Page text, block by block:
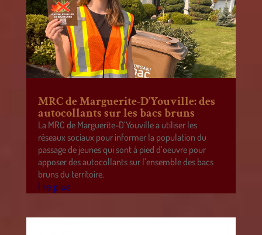
MRC de Marguerite-D’Youville: des
autocollants sur les bacs bruns
La MRC de Marguerite-D’Youville a utiliser les
réseaux sociaux pour informer la population du
passage de jeunes qui sont à pied d’oeuvre pour
apposer des autocollants sur l’ensemble des bacs
bruns du territoire.
lire plus